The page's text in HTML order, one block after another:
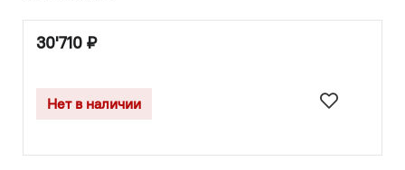
30'710 ₽
Нет в наличии